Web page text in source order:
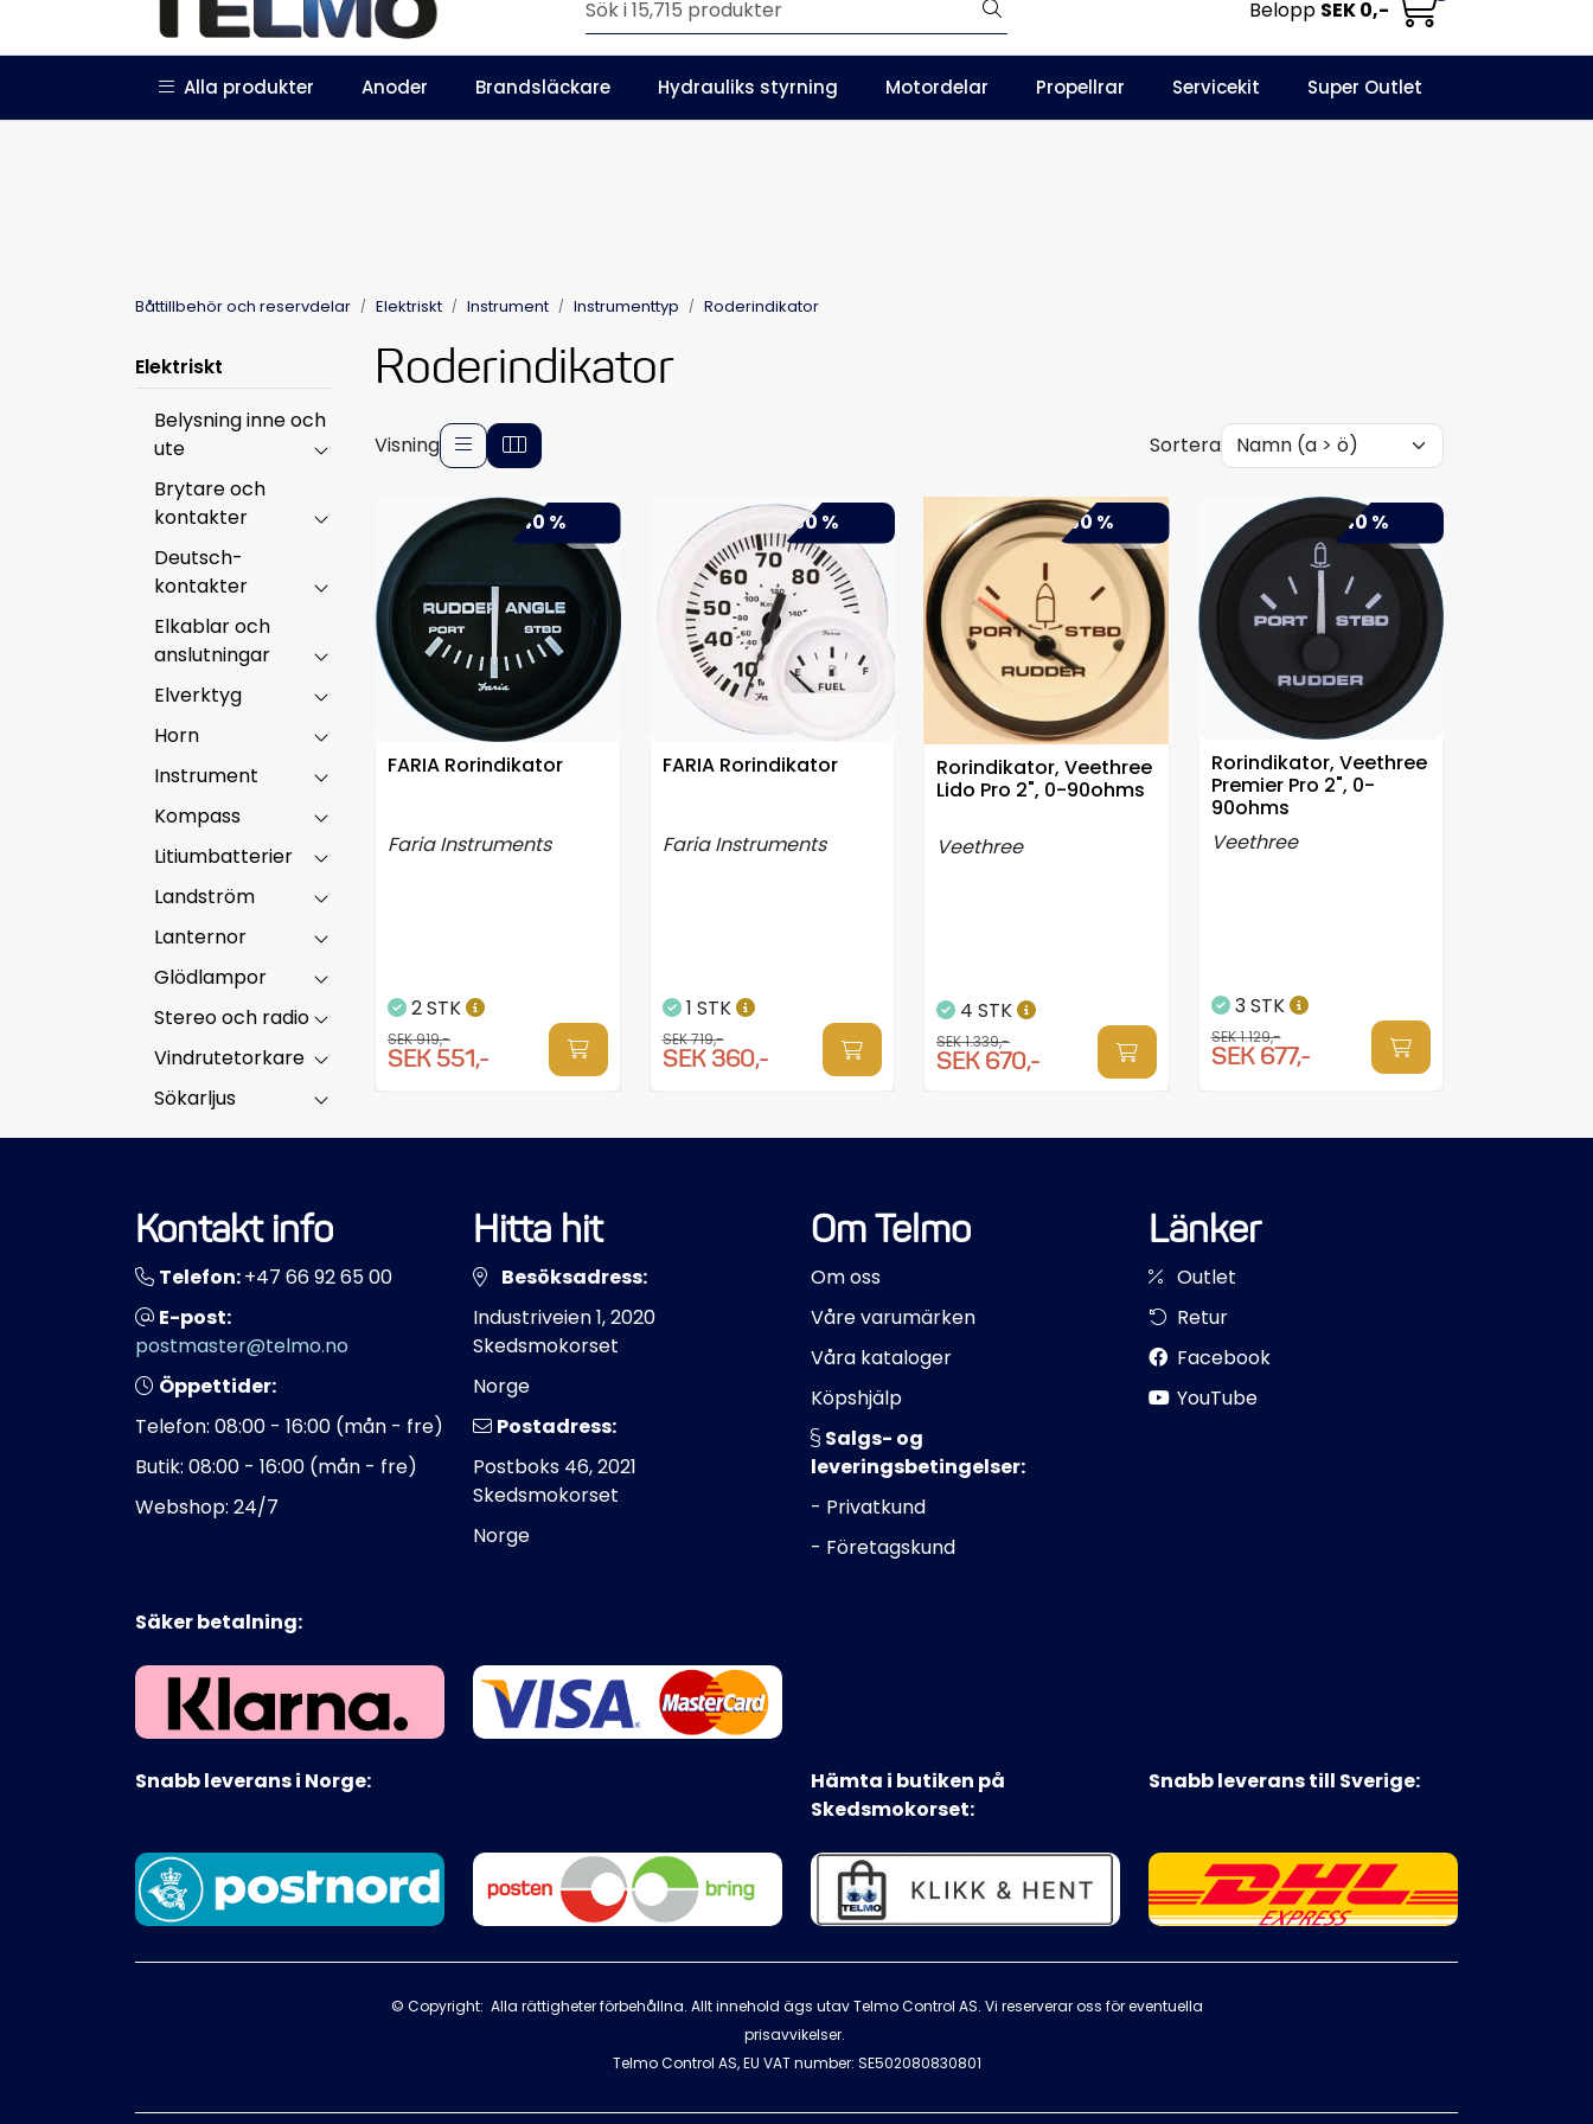
Outlet
Trustpilot | Bli återförsäljare | Våra kataloger Informationscenter Favoriter Logga in
Belopp SEK 0,-
Alla produkter Anoder Brandsläckare Hydrauliks styrning Motordelar Propellrar Servicekit Super Outlet
Båttillbehör och reservdelar Elektriskt Instrument Instrumenttyp Roderindikator
Elektriskt
Belysning inne och
ute
Brytare och
kontakter
Deutsch-
kontakter
Elkablar och
anslutningar
Elverktyg
Horn
Instrument
Kompass
Litiumbatterier
Landström
Lanternor
Glödlampor
Stereo och radio
Vindrutetorkare
Sökarljus
Roderindikator
Visning Sortera
-40 %
FARIA Rorindikator
Faria Instruments
2 STK
SEK 919,-
SEK 551,-
-50 %
FARIA Rorindikator
Faria Instruments
1 STK
SEK 719,-
SEK 360,-
-50 %
Rorindikator, Veethree
Lido Pro 2", 0-90ohms
Veethree
4 STK
SEK 1.339,-
SEK 670,-
-40 %
Rorindikator, Veethree
Premier Pro 2", 0-
90ohms
Veethree
3 STK
SEK 1.129,-
SEK 677,-
Kontakt info
Telefon:+47 66 92 65 00
E-post:
postmaster@telmo.no
Öppettider:
Telefon: 08:00 - 16:00 (mån - fre)
Butik: 08:00 - 16:00 (mån - fre)
Webshop: 24/7
Hitta hit
Besöksadress:
Industriveien 1, 2020
Skedsmokorset
Norge
Postadress:
Postboks 46, 2021
Skedsmokorset
Norge
Om Telmo
Om oss
Våre varumärken
Våra kataloger
Köpshjälp
Salgs- og
leveringsbetingelser:
- Privatkund
- Företagskund
Länker
Outlet
Retur
Facebook
YouTube
Säker betalning:
Snabb leverans i Norge:
Hämta i butiken på
Skedsmokorset:
Snabb leverans till Sverige:
© Copyright: Alla rättigheter förbehållna. Allt innehold ägs utav Telmo Control AS. Vi reserverar oss för eventuella
prisavvikelser.
Telmo Control AS, EU VAT number: SE502080830801